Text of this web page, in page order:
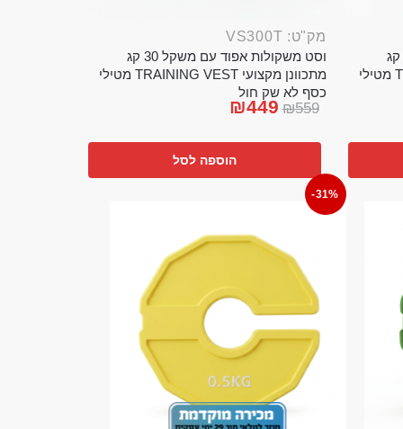
וסט משקולות אפוד עם משקל 20 קג
מתכוונן מקצועי TRAINING VEST מטילי
מק"ט: VS300T
וסט משקולות אפוד עם משקל 30 קג
מתכוונן מקצועי TRAINING VEST מטילי
כסף לא שק חול
₪559
₪449
הוספה לסל
-31%